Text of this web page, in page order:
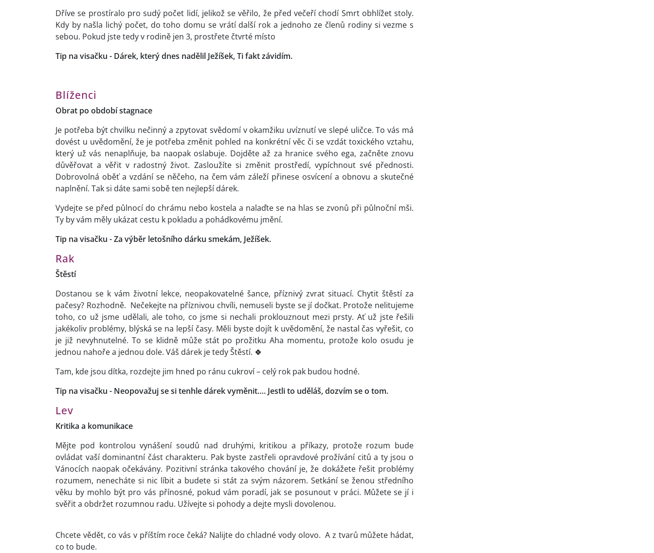
Dříve se prostíralo pro sudý počet lidí, jelikož se věřilo, že před večeří chodí Smrt obhlížet stoly.
Kdy by našla lichý počet, do toho domu se vrátí další rok a jednoho ze členů rodiny si vezme s
sebou. Pokud jste tedy v rodině jen 3, prostřete čtvrté místo
Tip na visačku - Dárek, který dnes nadělil Ježíšek, Ti fakt závidím.
Blíženci
Obrat po období stagnace
Je potřeba být chvilku nečinný a zpytovat svědomí v okamžiku uvíznutí ve slepé uličce. To vás má
dovést u uvědomění, že je potřeba změnit pohled na konkrétní věc či se vzdát toxického vztahu,
který už vás nenaplňuje, ba naopak oslabuje. Dojděte až za hranice svého ega, začněte znovu
důvěřovat a věřit v radostný život. Zasloužíte si změnit prostředí, vypíchnout své přednosti.
Dobrovolná oběť a vzdání se něčeho, na čem vám záleží přinese osvícení a obnovu a skutečné
naplnění. Tak si dáte sami sobě ten nejlepší dárek.
Vydejte se před půlnocí do chrámu nebo kostela a nalaďte se na hlas se zvonů při půlnoční mši.
Ty by vám měly ukázat cestu k pokladu a pohádkovému jmění.
Tip na visačku - Za výběr letošního dárku smekám, Ježíšek.
Rak
Štěstí
Dostanou se k vám životní lekce, neopakovatelné šance, příznivý zvrat situací. Chytit štěstí za
pačesy? Rozhodně. Nečekejte na příznivou chvíli, nemuseli byste se jí dočkat. Protože nelitujeme
toho, co už jsme udělali, ale toho, co jsme si nechali proklouznout mezi prsty. Ať už jste řešili
jakékoliv problémy, blýská se na lepší časy. Měli byste dojít k uvědomění, že nastal čas vyřešit, co
je již nevyhnutelné. To se klidně může stát po prožitku Aha momentu, protože kolo osudu je
jednou nahoře a jednou dole. Váš dárek je tedy Štěstí. 🍀
Tam, kde jsou dítka, rozdejte jim hned po ránu cukroví – celý rok pak budou hodné.
Tip na visačku - Neopovažuj se si tenhle dárek vyměnit…. Jestli to uděláš, dozvím se o tom.
Lev
Kritika a komunikace
Mějte pod kontrolou vynášení soudů nad druhými, kritikou a příkazy, protože rozum bude
ovládat vaší dominantní část charakteru. Pak byste zastřeli opravdové prožívání citů a ty jsou o
Vánocích naopak očekávány. Pozitivní stránka takového chování je, že dokážete řešit problémy
rozumem, nenecháte si nic líbit a budete si stát za svým názorem. Setkání se ženou středního
věku by mohlo být pro vás přínosné, pokud vám poradí, jak se posunout v práci. Můžete se jí i
svěřit a obdržet rozumnou radu. Užívejte si pohody a dejte mysli dovolenou.
Chcete vědět, co vás v příštím roce čeká? Nalijte do chladné vody olovo. A z tvarů můžete hádat,
co to bude.